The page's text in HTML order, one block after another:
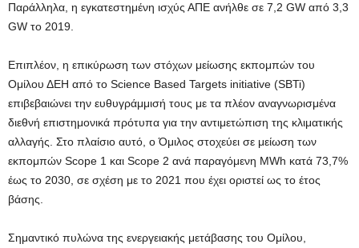
Παράλληλα, η εγκατεστημένη ισχύς ΑΠΕ ανήλθε σε 7,2 GW από 3,3
GW το 2019.
Επιπλέον, η επικύρωση των στόχων μείωσης εκπομπών του
Ομίλου ΔΕΗ από το Science Based Targets initiative (SBTi)
επιβεβαιώνει την ευθυγράμμισή τους με τα πλέον αναγνωρισμένα
διεθνή επιστημονικά πρότυπα για την αντιμετώπιση της κλιματικής
αλλαγής. Στο πλαίσιο αυτό, ο Όμιλος στοχεύει σε μείωση των
εκπομπών Scope 1 και Scope 2 ανά παραγόμενη MWh κατά 73,7%
έως το 2030, σε σχέση με το 2021 που έχει οριστεί ως το έτος
βάσης.
Σημαντικό πυλώνα της ενεργειακής μετάβασης του Ομίλου,